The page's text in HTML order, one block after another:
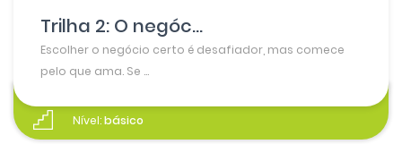
Trilha 2: O negóc...
Escolher o negócio certo é desafiador, mas comece
pelo que ama. Se ...
Nível:básico